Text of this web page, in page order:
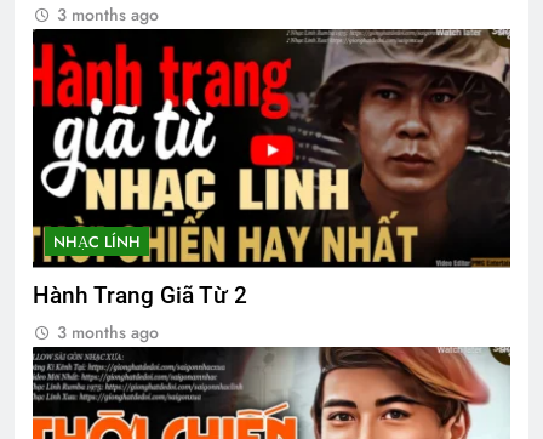
Điệp Khúc Mùa Xuân
2 Years Ago
Bài Thơ Đau Thương Đầu Tháng 9
3 Years Ago
CTBCTY Tập III chương 29
3 Years Ago
CTBCTY Tập III chương 33
3 Years Ago
3 months ago
NHẠC LÍNH
Hành Trang Giã Từ 2
3 months ago